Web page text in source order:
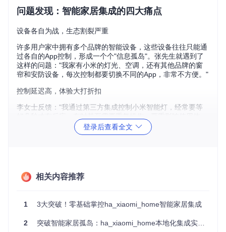
问题发现：智能家居集成的四大痛点
设备各自为战，生态割裂严重
许多用户家中拥有多个品牌的智能设备，这些设备往往只能通
过各自的App控制，形成一个个"信息孤岛"。张先生就遇到了
这样的问题："我家有小米的灯光、空调，还有其他品牌的窗
帘和安防设备，每次控制都要切换不同的App，非常不方便。"
控制延迟高，体验大打折扣
李女士反馈："我通过第三方集成控制小米智能灯，经常要等
验。"这种延迟问题在普通第三方集成中非常常见，通常响应
备都无法控制，连最基本的灯光都打不开，只能手动操
随着智能家居设备增多，数据隐私问题日益凸显。赵女士担
登录后查看全文
相关内容推荐
1 3大突破！零基础掌控ha_xiaomi_home智能家居集成
2 突破智能家居孤岛：ha_xiaomi_home本地化集成实战指南